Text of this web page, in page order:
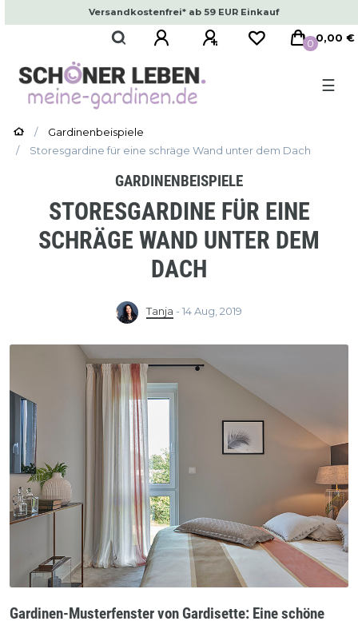
Versandkostenfrei* ab 59 EUR Einkauf
0 0,00 €
☰
Gardinenbeispiele
Storesgardine für eine schräge Wand unter dem Dach
GARDINENBEISPIELE
STORESGARDINE FÜR EINE
SCHRÄGE WAND UNTER DEM
DACH
Tanja - 14 Aug, 2019
Gardinen-Musterfenster von Gardisette: Eine schöne